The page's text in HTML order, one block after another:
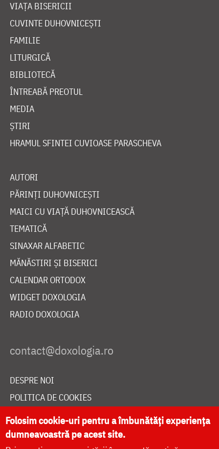
VIAȚA BISERICII
CUVINTE DUHOVNICEȘTI
FAMILIE
LITURGICĂ
BIBLIOTECĂ
ÎNTREABĂ PREOTUL
MEDIA
ȘTIRI
HRAMUL SFINTEI CUVIOASE PARASCHEVA
AUTORI
PĂRINȚI DUHOVNICEȘTI
MAICI CU VIAȚĂ DUHOVNICEASCĂ
TEMATICĂ
SINAXAR ALFABETIC
MĂNĂSTIRI ȘI BISERICI
CALENDAR ORTODOX
WIDGET DOXOLOGIA
RADIO DOXOLOGIA
DESPRE NOI
POLITICA DE COOKIES
DONEAZĂ ONLINE PENTRU CATEDRALA NAȚIONALĂ
Folosim cookie-uri pentru a îmbunătăți experiența
dumneavoastră pe acest site.